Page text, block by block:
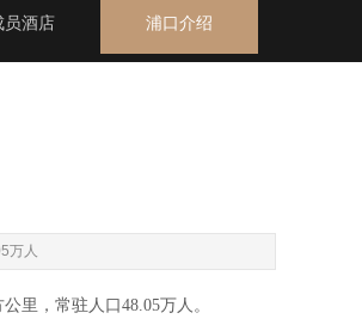
员酒店 浦口介绍
万人
里，常驻人口48.05万人。